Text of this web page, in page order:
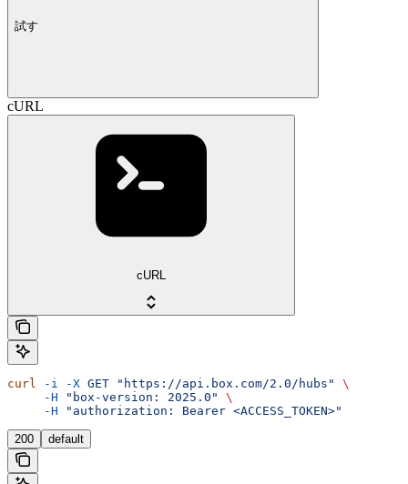
試す
cURL
cURL
curl -i -X GET "https://api.box.com/2.0/hubs"
\
     -H
"box-version: 2025.0"
\
     -H
"authorization: Bearer <ACCESS_TOKEN>"
200 default